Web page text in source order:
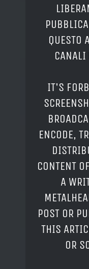
QUESTO
CANALI
IT'S
ENCODE,
CONTENT
A
POST OR
THIS
OR